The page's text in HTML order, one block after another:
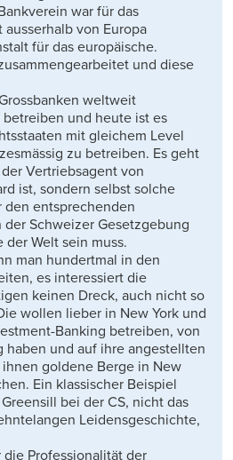
war für das
von Europa
für das europäische.
und diese
weltweit
und heute ist es
mit gleichem Level
zu betreiben. Es geht
Vertriebsagent von
ist, sondern selbst solche
den entsprechenden
Schweizer Gesetzgebung
Welt sein muss.
man hundertmal in den
es interessiert die
keinen Dreck, auch nicht so
wollen lieber in New York und
Banking betreiben, von
haben und auf ihre angestellten
goldene Berge in New
Ein klassischer Beispiel
bei der CS, nicht das
Leidensgeschichte,
die Professionalität der